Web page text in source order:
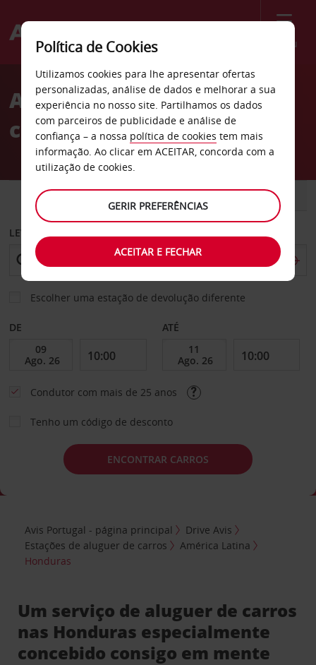
Menu
Welcome
AvisAluguer de
carros Honduras
CARRO COMERCIAIS
LEVANTAR EM
Escolher uma estação de devolução diferente
DE ATÉ
Condutor com mais de 25 anos
Tenho um código de desconto
ENCONTRAR CARROS
Avis Portugal - página principal
Drive Avis
Estações de aluguer de carros
América Latina
Honduras
Um serviço de aluguer de carros
nas Honduras especialmente
concebido consigo em mente
Política de Cookies
Utilizamos cookies para lhe apresentar ofertas
personalizadas, análise de dados e melhorar a sua
experiência no nosso site. Partilhamos os dados
com parceiros de publicidade e análise de
confiança – a nossa política de cookies tem mais
informação. Ao clicar em ACEITAR, concorda com a
utilização de cookies.
GERIR PREFERÊNCIAS
ACEITAR E FECHAR